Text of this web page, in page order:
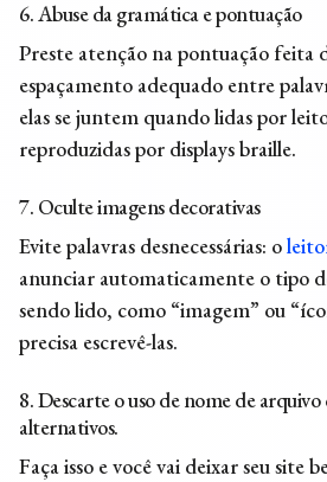
6. Abuse da gramática e pontuação
Preste atenção na pontuação feita
espaçamento adequado entre
elas se juntem quando lidas por
reproduzidas por displays braille.
7. Oculte imagens decorativas
Evite palavras desnecessárias: o
anunciar automaticamente o tipo
sendo lido, como “imagem” ou
precisa escrevê-las.
8. Descarte o uso de nome de
alternativos.
Faça isso e você vai deixar seu site